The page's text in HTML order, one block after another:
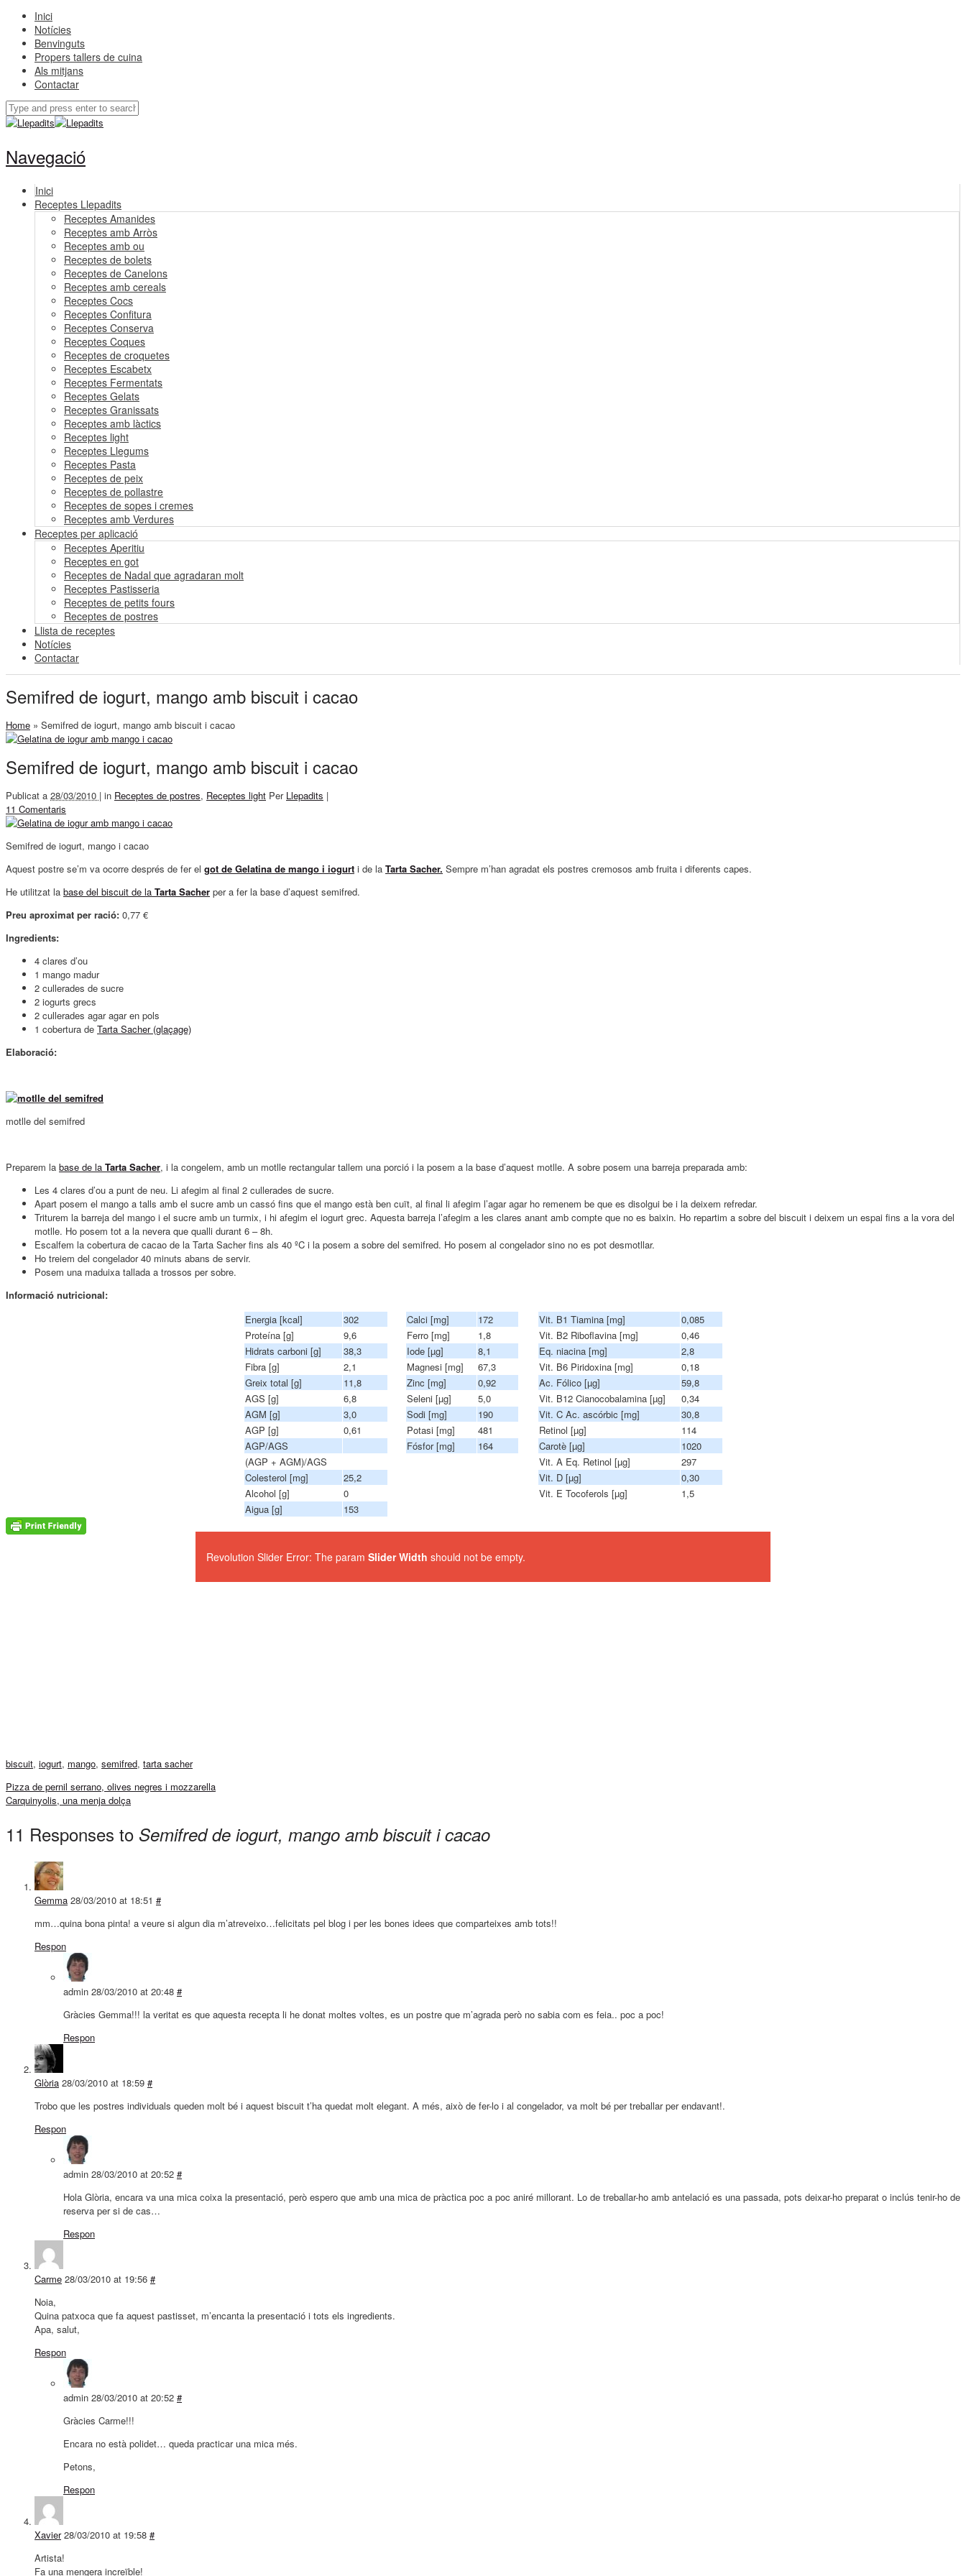
Inici
Notícies
Benvinguts
Propers tallers de cuina
Als mitjans
Contactar
Navegació
Inici
Receptes Llepadits
Receptes Amanides
Receptes amb Arròs
Receptes amb ou
Receptes de bolets
Receptes de Canelons
Receptes amb cereals
Receptes Cocs
Receptes Confitura
Receptes Conserva
Receptes Coques
Receptes de croquetes
Receptes Escabetx
Receptes Fermentats
Receptes Gelats
Receptes Granissats
Receptes amb làctics
Receptes light
Receptes Llegums
Receptes Pasta
Receptes de peix
Receptes de pollastre
Receptes de sopes i cremes
Receptes amb Verdures
Receptes per aplicació
Receptes Aperitiu
Receptes en got
Receptes de Nadal que agradaran molt
Receptes Pastisseria
Receptes de petits fours
Receptes de postres
Llista de receptes
Notícies
Contactar
Semifred de iogurt, mango amb biscuit i cacao
Home » Semifred de iogurt, mango amb biscuit i cacao
Semifred de iogurt, mango amb biscuit i cacao
Publicat a 28/03/2010 | in Receptes de postres, Receptes light Per Llepadits |
11 Comentaris
Semifred de iogurt, mango i cacao
Aquest postre se’m va ocorre després de fer el got de Gelatina de mango i iogurt i de la Tarta Sacher. Sempre m’han agradat els postres cremosos amb fruita i diferents capes.
He utilitzat la base del biscuit de la Tarta Sacher per a fer la base d’aquest semifred.
Preu aproximat per ració: 0,77 €
Ingredients:
4 clares d’ou
1 mango madur
2 cullerades de sucre
2 iogurts grecs
2 cullerades agar agar en pols
1 cobertura de Tarta Sacher (glaçage)
Elaboració:
motlle del semifred
Preparem la base de la Tarta Sacher, i la congelem, amb un motlle rectangular tallem una porció i la posem a la base d’aquest motlle. A sobre posem una barreja preparada amb:
Les 4 clares d’ou a punt de neu. Li afegim al final 2 cullerades de sucre.
Apart posem el mango a talls amb el sucre amb un cassó fins que el mango està ben cuït, al final li afegim l’agar agar ho remenem be que es disolgui be i la deixem refredar.
Triturem la barreja del mango i el sucre amb un turmix, i hi afegim el iogurt grec. Aquesta barreja l’afegim a les clares anant amb compte que no es baixin. Ho repartim a sobre del biscuit i deixem un espai fins a la vora del
motlle. Ho posem tot a la nevera que qualli durant 6 – 8h.
Escalfem la cobertura de cacao de la Tarta Sacher fins als 40 ºC i la posem a sobre del semifred. Ho posem al congelador sino no es pot desmotllar.
Ho treiem del congelador 40 minuts abans de servir.
Posem una maduixa tallada a trossos per sobre.
Informació nutricional:
Energia [kcal]
302 Calci [mg] 172 Vit. B1 Tiamina [mg]
0,085
Proteína [g]
9,6 Ferro [mg] 1,8 Vit. B2 Riboflavina [mg]
0,46
Hidrats carboni [g]
38,3 Iode [µg] 8,1 Eq. niacina [mg]
2,8
Fibra [g]
2,1 Magnesi [mg] 67,3 Vit. B6 Piridoxina [mg]
0,18
Greix total [g]
11,8 Zinc [mg] 0,92 Ac. Fólico [µg]
59,8
AGS [g]
6,8 Seleni [µg] 5,0 Vit. B12 Cianocobalamina [µg]
0,34
AGM [g]
3,0 Sodi [mg] 190 Vit. C Ac. ascórbic [mg]
30,8
AGP [g]
0,61 Potasi [mg] 481 Retinol [µg]
114
AGP/AGS
Fósfor [mg] 164 Carotè [µg]
1020
(AGP + AGM)/AGS
Vit. A Eq. Retinol [µg]
297
Colesterol [mg]
25,2 Vit. D [µg]
0,30
Alcohol [g]
0 Vit. E Tocoferols [µg]
1,5
Aigua [g]
153
Revolution Slider Error: The param Slider Width should not be empty.
biscuit, iogurt, mango, semifred, tarta sacher
Pizza de pernil serrano, olives negres i mozzarella
Carquinyolis, una menja dolça
11 Responses to Semifred de iogurt, mango amb biscuit i cacao
Gemma 28/03/2010 at 18:51 #
mm…quina bona pinta! a veure si algun dia m’atreveixo…felicitats pel blog i per les bones idees que comparteixes amb tots!!
Respon
admin 28/03/2010 at 20:48 #
Gràcies Gemma!!! la veritat es que aquesta recepta li he donat moltes voltes, es un postre que m’agrada però no sabia com es feia.. poc a poc!
Respon
Glòria 28/03/2010 at 18:59 #
Trobo que les postres individuals queden molt bé i aquest biscuit t’ha quedat molt elegant. A més, això de fer-lo i al congelador, va molt bé per treballar per endavant!.
Respon
admin 28/03/2010 at 20:52 #
Hola Glòria, encara va una mica coixa la presentació, però espero que amb una mica de pràctica poc a poc aniré millorant. Lo de treballar-ho amb antelació es una passada, pots deixar-ho preparat o inclús tenir-ho de
reserva per si de cas…
Respon
Carme 28/03/2010 at 19:56 #
Noia,
Quina patxoca que fa aquest pastisset, m’encanta la presentació i tots els ingredients.
Apa, salut,
Respon
admin 28/03/2010 at 20:52 #
Gràcies Carme!!!
Encara no està polidet… queda practicar una mica més.
Petons,
Respon
Xavier 28/03/2010 at 19:58 #
Artista!
Fa una mengera increïble!